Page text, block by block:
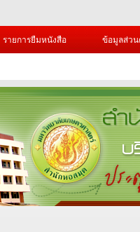
รายการยืมหนังสือ ข้อมูลส่ว